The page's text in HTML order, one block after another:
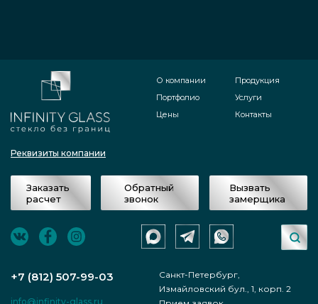
Реквизиты компании
О компании
Портфолио
Цены
Продукция
Услуги
Контакты
Заказать
расчет
Обратный
звонок
Вызвать
замерщика
+7 (812) 507-99-03
Санкт-Петербург,
Измайловский бул., 1, корп. 2
info@infinity-glass.ru